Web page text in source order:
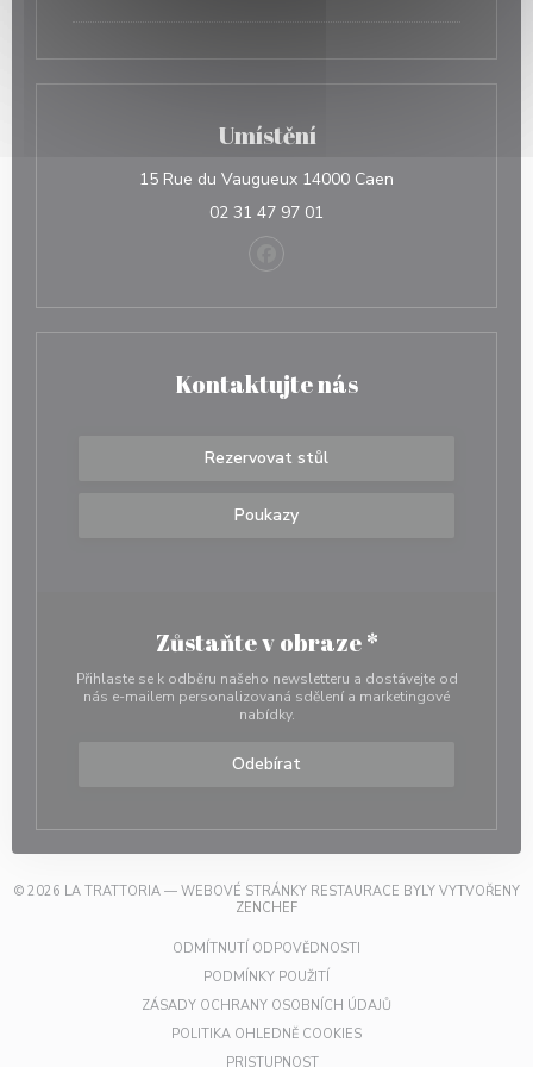
Umístění
15 Rue du Vaugueux 14000 Caen
02 31 47 97 01
Facebook ((otevře se v novém
Kontaktujte nás
Rezervovat stůl
Poukazy
Zůstaňte v obraze*
Přihlaste se k odběru našeho newsletteru a dostávejte od
nás e-mailem personalizovaná sdělení a marketingové
nabídky.
Odebírat
© 2026 LA TRATTORIA — WEBOVÉ STRÁNKY RESTAURACE BYLY VYTVOŘENY
ZENCHEF((OTEVŘE SE V NOVÉM OKNĚ))
ODMÍTNUTÍ ODPOVĚDNOSTI
PODMÍNKY POUŽITÍ
ZÁSADY OCHRANY OSOBNÍCH ÚDAJŮ
POLITIKA OHLEDNĚ COOKIES((OTEVŘE SE V NOVÉM
PRISTUPNOST((OTEVŘE SE V NOVÉM OKNĚ))